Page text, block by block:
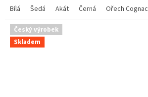
Bílá
Šedá Akát Černá Ořech Cognac
Český výrobek
Skladem